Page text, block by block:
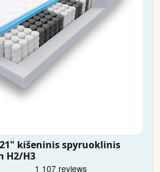
kišeninis spyruoklinis
H2/H3